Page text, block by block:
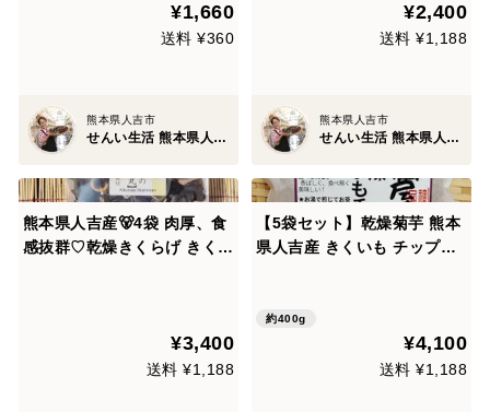
¥1,660
送料 ¥360
熊本県人吉市
せんい生活 熊本県人吉市
¥2,400
送料 ¥1,188
熊本県人吉市
せんい生活 熊本県人吉市
熊本県人吉産🐻4袋 肉厚、食
感抜群♡乾燥きくらげ きく若
¥3,400
送料 ¥1,188
【5袋セット】乾燥菊芋 熊本
県人吉産 きくいも チップ・
約400g
¥4,100
送料 ¥1,188